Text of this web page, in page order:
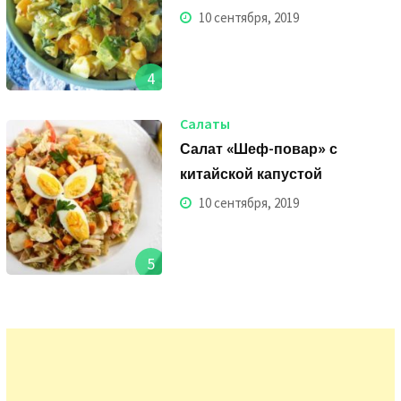
4
10 сентября, 2019
5
Салаты
Салат «Шеф-повар» с
китайской капустой
10 сентября, 2019